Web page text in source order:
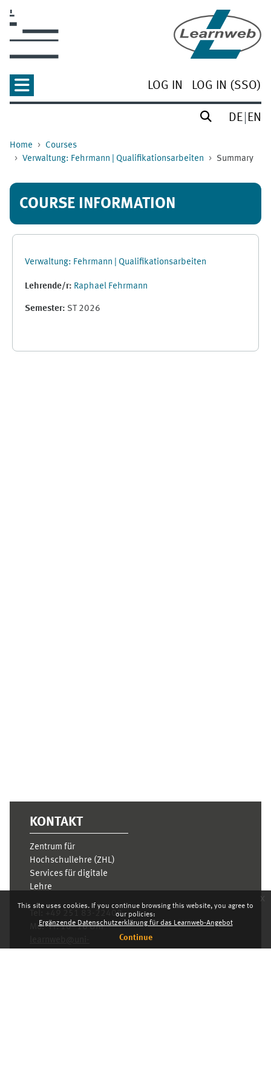
This site uses cookies. If you continue browsing this website, you agree to
our policies:
Ergänzende Datenschutzerklärung für das Learnweb-Angebot
Continue
x
LOG IN LOG IN (SSO)
DE EN
Home
Courses
Verwaltung: Fehrmann | Qualifikationsarbeiten
Summary
COURSE INFORMATION
Verwaltung: Fehrmann | Qualifikationsarbeiten
Lehrende/r: Raphael Fehrmann
Semester: ST 2026
KONTAKT
Zentrum für
Hochschullehre (ZHL)
Services für digitale
Lehre
+49 251 83-22408
Mo.- Fr. 10–16 Uhr